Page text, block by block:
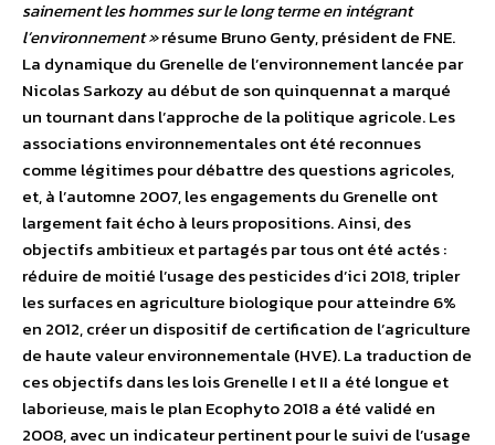
sainement les hommes sur le long terme en intégrant
l’environnement »résume Bruno Genty, président de FNE.
La dynamique du Grenelle de l’environnement lancée par
Nicolas Sarkozy au début de son quinquennat a marqué
un tournant dans l’approche de la politique agricole. Les
associations environnementales ont été reconnues
comme légitimes pour débattre des questions agricoles,
et, à l’automne 2007, les engagements du Grenelle ont
largement fait écho à leurs propositions. Ainsi, des
objectifs ambitieux et partagés par tous ont été actés :
réduire de moitié l’usage des pesticides d’ici 2018, tripler
les surfaces en agriculture biologique pour atteindre 6%
en 2012, créer un dispositif de certification de l’agriculture
de haute valeur environnementale (HVE). La traduction de
ces objectifs dans les lois Grenelle I et II a été longue et
laborieuse, mais le plan Ecophyto 2018 a été validé en
2008, avec un indicateur pertinent pour le suivi de l’usage